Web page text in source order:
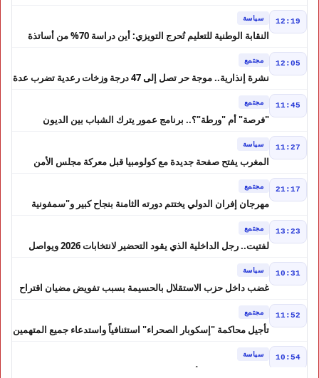
12:19 سياسة
النقابة الوطنية للتعليم تُحرج التويزي: أين دراسة 70% من أساتذة
12:05 مجتمع
نشرة إنذارية.. موجة حر تصل إلى 47 درجة وزخات رعدية تضرب عدة
11:45 مجتمع
"فرصة" أم "ورطة"؟.. برنامج عمور يترك الشباب بين الديون
11:27 سياسة
المغرب يفتح صفحة جديدة مع كولومبيا قبل معركة مجلس الأمن
21:17 مجتمع
مهرجان إفران الدولي يختتم دورته الثامنة بنجاح كبير و"سمفونية
13:23 مجتمع
لفتيت.. رجل الداخلية الذي يقود التحضير لانتخابات 2026 ويواصل
10:31 سياسة
غضب داخل حزب الاستقلال بالحسيمة بسبب تفويض مضيان اقتراح
11:52 مجتمع
تأجيل محاكمة "إسكوبار الصحراء" استئنافياً واستدعاء جميع المتهمين
10:54 سياسة
شوكي يعيد وعود الأحرار.. والمغاربة يطالبون بحساب وعود 2021